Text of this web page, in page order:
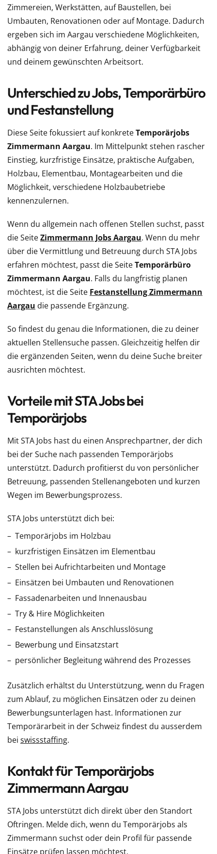
Zimmereien, Werkstätten, auf Baustellen, bei
Umbauten, Renovationen oder auf Montage. Dadurch
ergeben sich im Aargau verschiedene Möglichkeiten,
abhängig von deiner Erfahrung, deiner Verfügbarkeit
und deinem gewünschten Arbeitsort.
Unterschied zu Jobs, Temporärbüro
und Festanstellung
Diese Seite fokussiert auf konkreteTemporärjobs
Zimmermann Aargau. Im Mittelpunkt stehen rascher
Einstieg, kurzfristige Einsätze, praktische Aufgaben,
Holzbau, Elementbau, Montagearbeiten und die
Möglichkeit, verschiedene Holzbaubetriebe
kennenzulernen.
Wenn du allgemein nach offenen Stellen suchst, passt
die SeiteZimmermann Jobs Aargau. Wenn du mehr
über die Vermittlung und Betreuung durch STA Jobs
erfahren möchtest, passt die SeiteTemporärbüro
Zimmermann Aargau. Falls du langfristig planen
möchtest, ist die Seite Festanstellung Zimmermann
Aargau die passende Ergänzung.
So findest du genau die Informationen, die zu deiner
aktuellen Stellensuche passen. Gleichzeitig helfen dir
die ergänzenden Seiten, wenn du deine Suche breiter
ausrichten möchtest.
Vorteile mit STA Jobs bei
Temporärjobs
Mit STA Jobs hast du einen Ansprechpartner, der dich
bei der Suche nach passenden Temporärjobs
unterstützt. Dadurch profitierst du von persönlicher
Betreuung, passenden Stellenangeboten und kurzen
Wegen im Bewerbungsprozess.
STA Jobs unterstützt dich bei:
Temporärjobs im Holzbau
kurzfristigen Einsätzen im Elementbau
Stellen bei Aufrichtarbeiten und Montage
Einsätzen bei Umbauten und Renovationen
Fassadenarbeiten und Innenausbau
Try & Hire Möglichkeiten
Festanstellungen als Anschlusslösung
Bewerbung und Einsatzstart
persönlicher Begleitung während des Prozesses
Zusätzlich erhältst du Unterstützung, wenn du Fragen
zum Ablauf, zu möglichen Einsätzen oder zu deinen
Bewerbungsunterlagen hast. Informationen zur
Temporärarbeit in der Schweiz findest du ausserdem
bei swissstaffing.
Kontakt für Temporärjobs
Zimmermann Aargau
STA Jobs unterstützt dich direkt über den Standort
Oftringen. Melde dich, wenn du Temporärjobs als
Zimmermann suchst oder dein Profil für passende
Einsätze prüfen lassen möchtest.